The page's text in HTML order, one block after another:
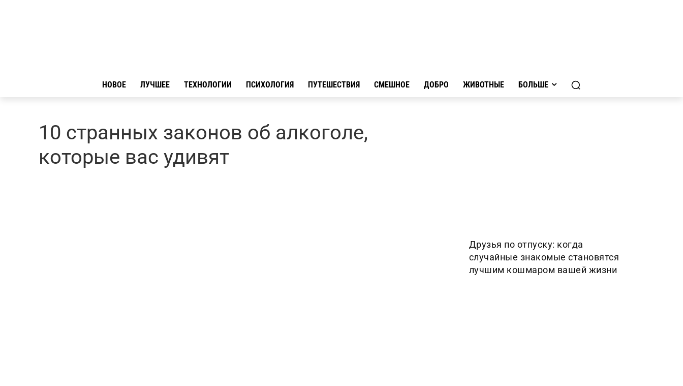
НОВОЕ ЛУЧШЕЕ ТЕХНОЛОГИИ ПСИХОЛОГИЯ ПУТЕШЕСТВИЯ СМЕШНОЕ ДОБРО ЖИВОТНЫЕ БОЛЬШЕ
10 странных законов об алкоголе,
которые вас удивят
Друзья по отпуску: когда
случайные знакомые становятся
лучшим кошмаром вашей жизни